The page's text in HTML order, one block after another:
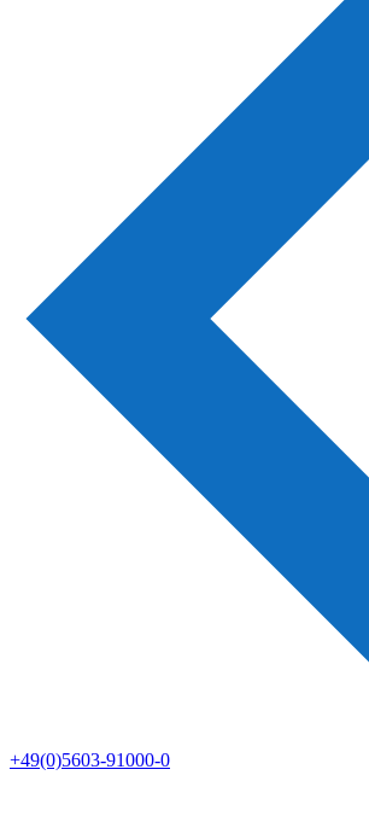
+49(0)5603-91000-0